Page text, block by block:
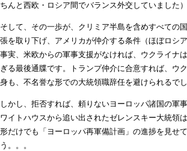
ちんと西欧・ロシア間でバランス外交していました）
そして、その一歩が、クリミア半島を含めすべての
張を取り下げ、アメリカが仲介する条件（ほぼロシ
事実、米欧からの軍事支援がなければ、ウクライナ
ぎる最後通牒です。トランプ仲介に合意すれば、ウ
身も、不名誉な形での大統領職辞任を避けられるでし
しかし、拒否すれば、頼りないヨーロッパ諸国の軍
ワイトハウスから追い出されたゼレンスキー大統領
形だけでも「ヨーロッパ再軍備計画」の進捗を見せ
う。。。